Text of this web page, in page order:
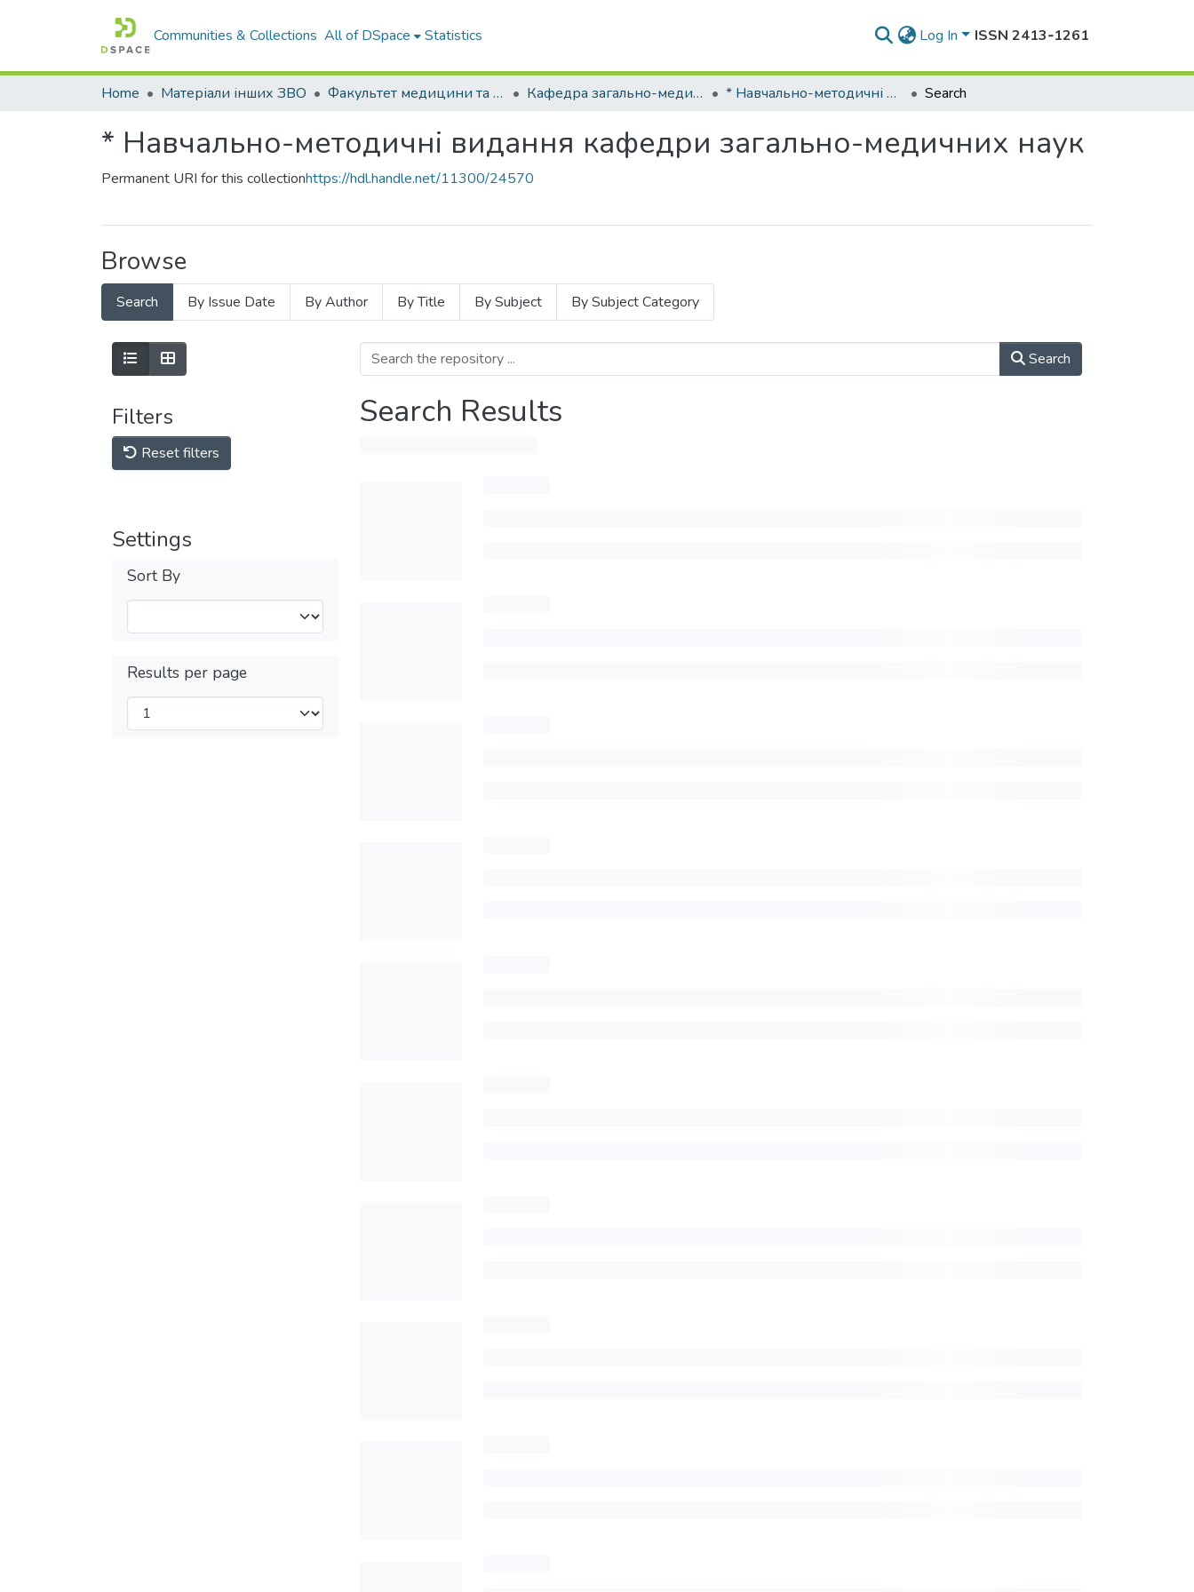
Communities & Collections All of DSpace Statistics Log In ISSN 2413‑1261
Home Матеріали інших ЗВО Факультет медицини та громадського здоров'я Міжнародного університету Кафедра загально-медичних наук * Навчально-методичні видання кафедри загально-медичних наук Search
* Навчально-методичні видання кафедри загально-медичних наук
Permanent URI for this collectionhttps://hdl.handle.net/11300/24570
Browse
Search By Issue Date By Author By Title By Subject By Subject Category
Filters
Reset filters
Settings
Sort By
Results per page
Search
Search Results